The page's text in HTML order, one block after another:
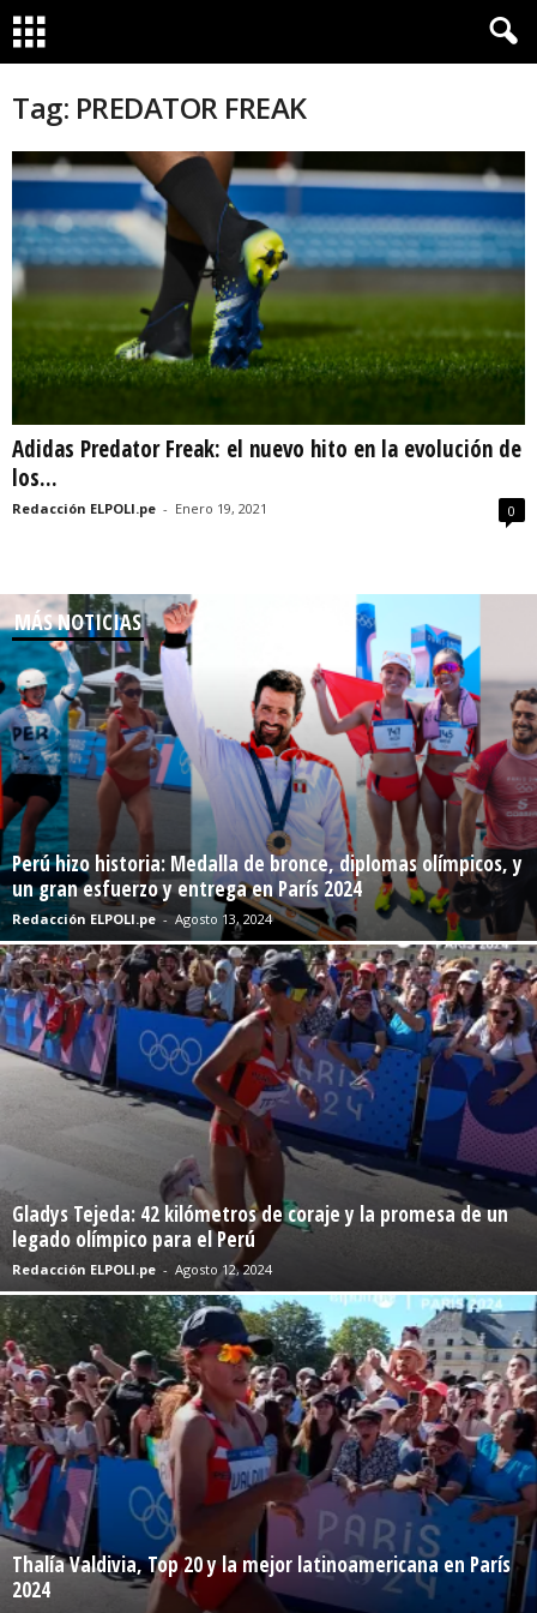
Tag: PREDATOR FREAK
Adidas Predator Freak: el nuevo hito en la evolución de
los...
Redacción ELPOLI.pe - Enero 19, 2021 0
MÁS NOTICIAS
Perú hizo historia: Medalla de bronce, diplomas olímpicos, y
un gran esfuerzo y entrega en París 2024
Redacción ELPOLI.pe - Agosto 13, 2024
Gladys Tejeda: 42 kilómetros de coraje y la promesa de un
legado olímpico para el Perú
Redacción ELPOLI.pe - Agosto 12, 2024
Thalía Valdivia, Top 20 y la mejor latinoamericana en París
2024